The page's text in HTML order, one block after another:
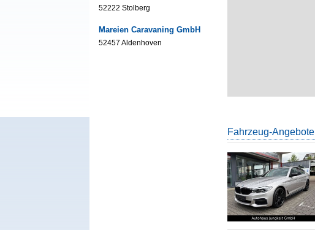
52222 Stolberg
Mareien Caravaning GmbH
52457 Aldenhoven
Fahrzeug-Angebote